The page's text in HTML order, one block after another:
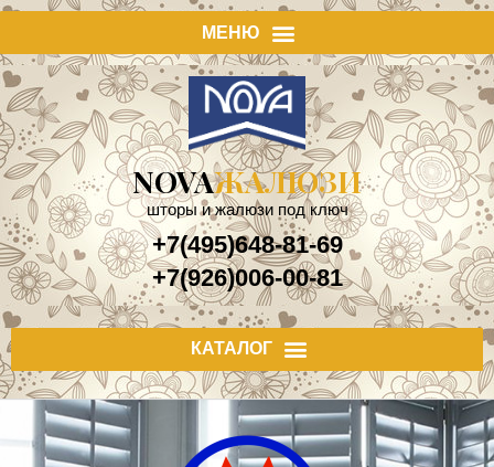
NOVAЖАЛЮЗИ
шторы и жалюзи под ключ
+7(495)648-81-69
+7(926)006-00-81